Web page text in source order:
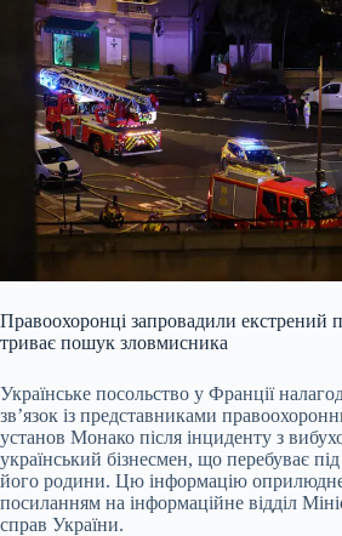
Правоохоронці запровадили екстрений
триває пошук зловмисника
Українське посольство у Франції
зв’язок із представниками
установ Монако після інциденту з
український бізнесмен, що перебуває
його родини. Цю інформацію
посиланням на інформаційне відділ
справ України.